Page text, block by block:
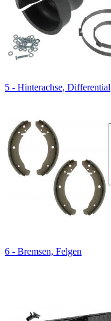
5 - Hinterachse, Differential
6 - Bremsen, Felgen